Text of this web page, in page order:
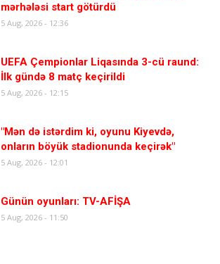
mərhələsi start götürdü
5 Aug, 2026 - 12:36
UEFA Çempionlar Liqasında 3-cü raund:
İlk gündə 8 matç keçirildi
5 Aug, 2026 - 12:15
"Mən də istərdim ki, oyunu Kiyevdə,
onların böyük stadionunda keçirək"
5 Aug, 2026 - 12:01
Günün oyunları: TV-AFİŞA
5 Aug, 2026 - 11:50